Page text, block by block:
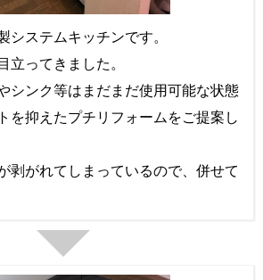
システムキッチンです。
立ってきました。
シンク等はまだまだ使用可能な状態
を抑えたプチリフォームをご提案し
剥がれてしまっているので、併せて